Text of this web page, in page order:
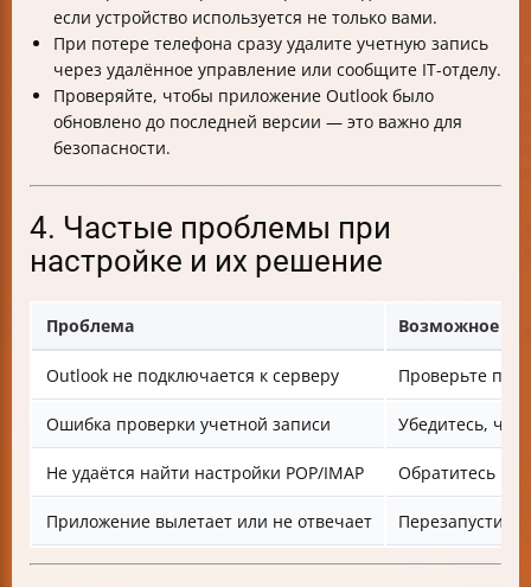
если устройство используется не только вами.
При потере телефона сразу удалите учетную запись
через удалённое управление или сообщите IT-отделу.
Проверяйте, чтобы приложение Outlook было
обновлено до последней версии — это важно для
безопасности.
4. Частые проблемы при
настройке и их решение
Проблема Возможное
Outlook не подключается к серверу Проверьте
Ошибка проверки учетной записи Убедитесь,
Не удаётся найти настройки POP/IMAP Обратитесь в
Приложение вылетает или не отвечает